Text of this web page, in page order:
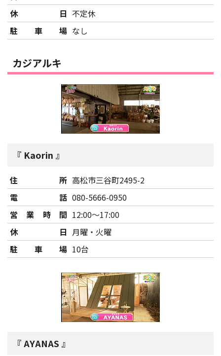
休日 不定休
駐車場 なし
カジアルキ
Kaorin
住所 高松市三谷町2495-2
電話 080-5666-0950
営業時間 12:00～17:00
休日 月曜・火曜
駐車場 10台
AYANAS